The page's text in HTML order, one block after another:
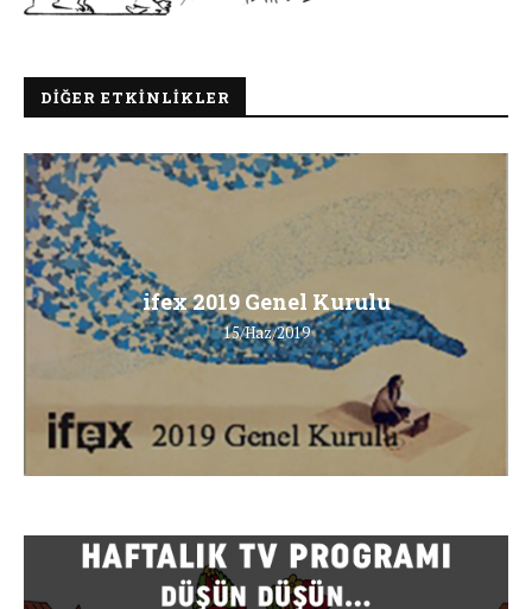
DIĞER ETKINLIKLER
ifex 2019 Genel Kurulu
15/Haz/2019